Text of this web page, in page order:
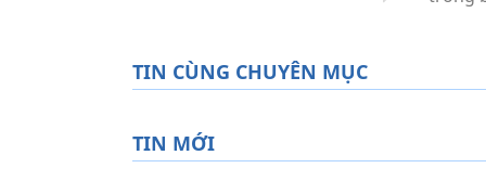
TIN CÙNG CHUYÊN MỤC
TIN MỚI